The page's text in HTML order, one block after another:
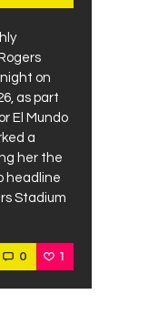
on
as part
El Mundo
a
her the
headline
Stadium
0 1